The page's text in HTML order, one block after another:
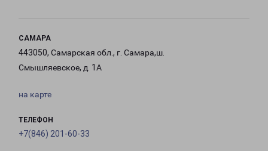
САМАРА
443050, Самарская обл., г. Самара,ш.
Смышляевское, д. 1А
на карте
ТЕЛЕФОН
+7(846) 201-60-33